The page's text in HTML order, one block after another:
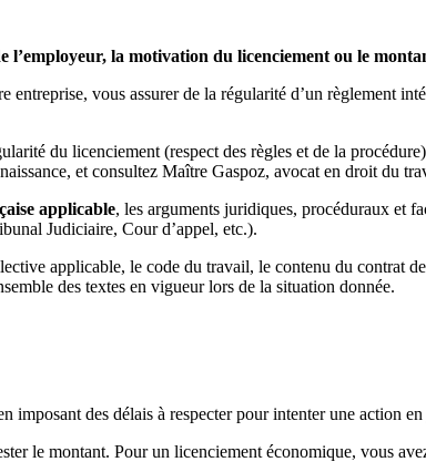
l’employeur, la motivation du licenciement ou le
vous assurer de la régularité d’un règlement
du licenciement (respect des règles et de la
et consultez Maître Gaspoz, avocat en droit du
applicable, les arguments juridiques, procéduraux et
Judiciaire, Cour d’appel, etc.).
applicable, le code du travail, le contenu du contrat
des textes en vigueur lors de la situation donnée.
imposant des délais à respecter pour intenter une action
le montant. Pour un licenciement économique, vous